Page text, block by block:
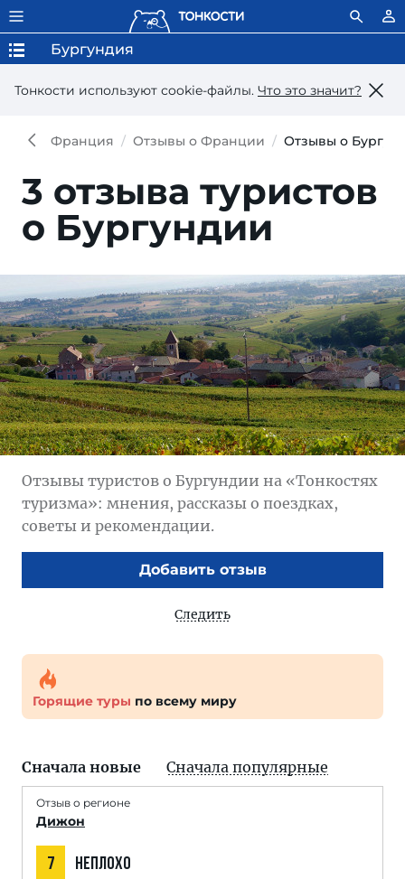
Тонкости используют сookie-файлы. Что это значит?
Бургундия
Франция Отзывы о Франции Отзывы о
3 отзыва туристов
о Бургундии
Отзывы туристов о Бургундии на «Тонкостях
туризма»: мнения, рассказы о поездках,
советы и рекомендации.
Добавить отзыв
Следить
Горящие туры по всему миру
Сначала новые Сначала популярные
Отзыв о регионе
Дижон
7 НЕПЛОХО